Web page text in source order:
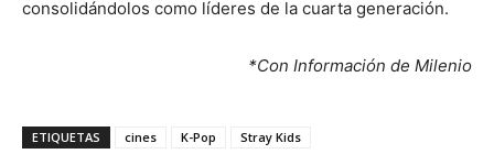
consolidándolos como líderes de la cuarta generación.
*Con Información de Milenio
ETIQUETAS cines K-Pop Stray Kids